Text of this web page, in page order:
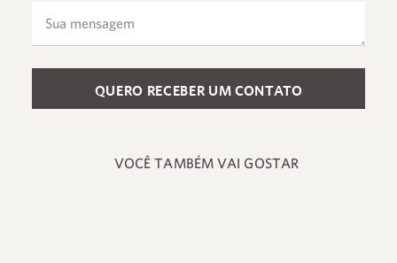
Please leave this field empty.
VOCÊ TAMBÉM VAI GOSTAR